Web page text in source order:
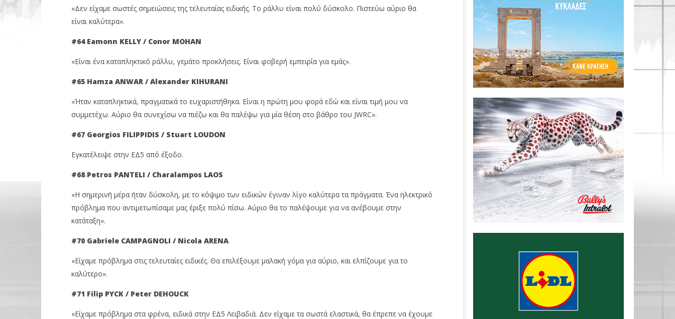
«Δεν είχαμε σωστές σημειώσεις της τελευταίας ειδικής. Το ράλλυ είναι πολύ δύσκολο. Πιστεύω αύριο θα
είναι καλύτερα».
#64 Eamonn KELLY / Conor MOHAN
«Είναι ένα καταπληκτικό ράλλυ, γεμάτο προκλήσεις. Είναι φοβερή εμπειρία για εμάς».
#65 Hamza ANWAR / Alexander KIHURANI
«Ήταν καταπληκτικά, πραγματικά το ευχαριστήθηκα. Είναι η πρώτη μου φορά εδώ και είναι τιμή μου να
συμμετέχω. Αύριο θα συνεχίσω να πιέζω και θα παλέψω για μία θέση στο βάθρο του JWRC».
#67 Georgios FILIPPIDIS / Stuart LOUDON
Εγκατέλειψε στην ΕΔ5 από έξοδο.
#68 Petros PANTELI / Charalampos LAOS
«Η σημερινή μέρα ήταν δύσκολη, με το κόψιμο των ειδικών έγιναν λίγο καλύτερα τα πράγματα. Ένα ηλεκτρικό
πρόβλημα που αντιμετωπίσαμε μας έριξε πολύ πίσω. Αύριο θα το παλέψουμε για να ανέβουμε στην
κατάταξη».
#70 Gabriele CAMPAGNOLI / Nicola ARENA
«Είχαμε πρόβλημα στις τελευταίες ειδικές. Θα επιλέξουμε μαλακή γόμα για αύριο, και ελπίζουμε για το
καλύτερο».
#71 Filip PYCK / Peter DEHOUCK
«Είχαμε πρόβλημα στα φρένα, ειδικά στην ΕΔ5 Λειβαδιά. Δεν είχαμε τα σωστά ελαστικά, θα έπρεπε να έχουμε